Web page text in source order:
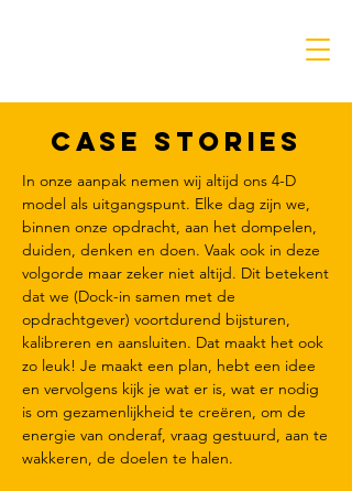
case stories
In onze aanpak nemen wij altijd ons 4-D
model als uitgangspunt. Elke dag zijn we,
binnen onze opdracht, aan het dompelen,
duiden, denken en doen. Vaak ook in deze
volgorde maar zeker niet altijd. Dit betekent
dat we (Dock-in samen met de
opdrachtgever) voortdurend bijsturen,
kalibreren en aansluiten. Dat maakt het ook
zo leuk! Je maakt een plan, hebt een idee
en vervolgens kijk je wat er is, wat er nodig
is om gezamenlijkheid te creëren, om de
energie van onderaf, vraag gestuurd, aan te
wakkeren, de doelen te halen.